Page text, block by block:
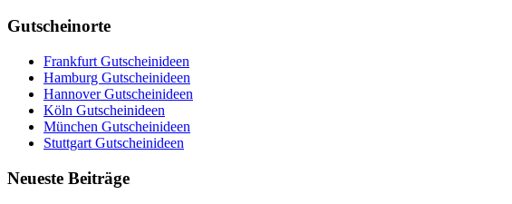
Gutscheinorte
Frankfurt Gutscheinideen
Hamburg Gutscheinideen
Hannover Gutscheinideen
Köln Gutscheinideen
München Gutscheinideen
Stuttgart Gutscheinideen
Neueste Beiträge